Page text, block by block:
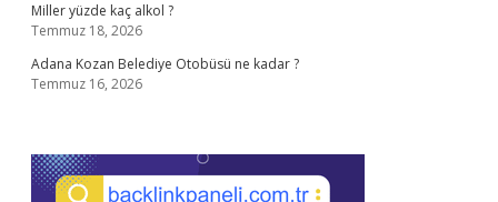
Miller yüzde kaç alkol ?
Temmuz 18, 2026
Adana Kozan Belediye Otobüsü ne kadar ?
Temmuz 16, 2026